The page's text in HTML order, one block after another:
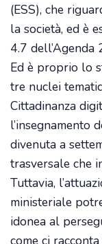
(ESS), che
la società, ed è
4.7 dell’Agenda
Ed è proprio lo
tre nuclei
Cittadinanza
l’insegnamento
divenuta a
trasversale che
Tuttavia,
ministeriale
idonea al
come ci